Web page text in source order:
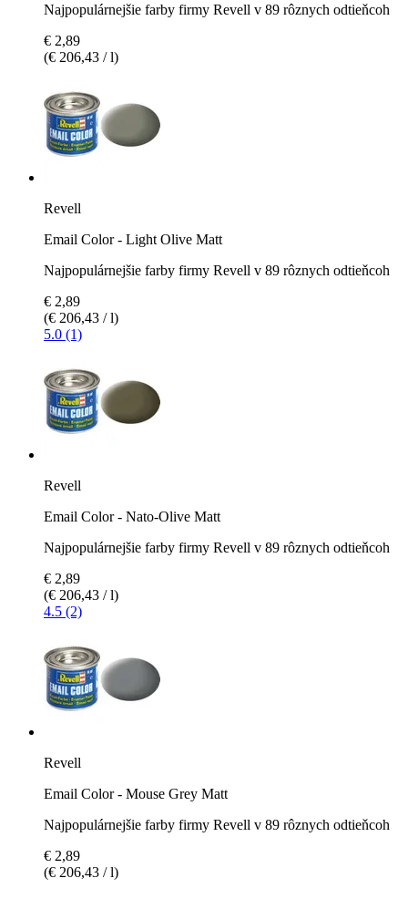
Najpopulárnejšie farby firmy Revell v 89 rôznych odtieňcoh
€ 2,89
(€ 206,43 / l)
Revell
Email Color - Light Olive Matt
Najpopulárnejšie farby firmy Revell v 89 rôznych odtieňcoh
€ 2,89
(€ 206,43 / l)
5.0 (1)
Revell
Email Color - Nato-Olive Matt
Najpopulárnejšie farby firmy Revell v 89 rôznych odtieňcoh
€ 2,89
(€ 206,43 / l)
4.5 (2)
Revell
Email Color - Mouse Grey Matt
Najpopulárnejšie farby firmy Revell v 89 rôznych odtieňcoh
€ 2,89
(€ 206,43 / l)